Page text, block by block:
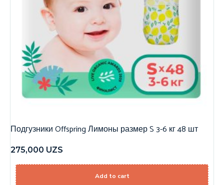
Подгузники Offspring Лимоны размер S 3-6 кг 48 шт
275,000 UZS
Add to cart